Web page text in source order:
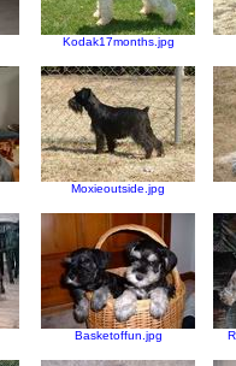
Kodak17months.jpg
Moxieoutside.jpg
Basketoffun.jpg